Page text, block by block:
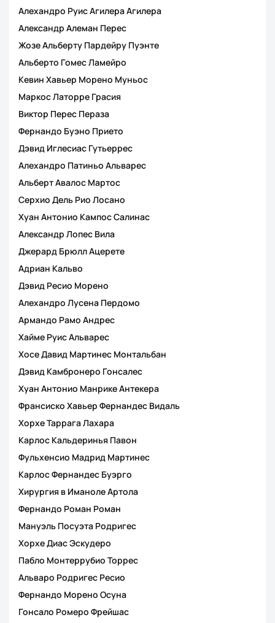
Алехандро Руис Агилера Агилера
Александр Алеман Перес
Жозе Альберту Пардейру Пуэнте
Альберто Гомес Ламейро
Кевин Хавьер Морено Муньос
Маркос Латорре Грасия
Виктор Перес Пераза
Фернандо Буэно Прието
Дэвид Иглесиас Гутьеррес
Алехандро Патиньо Альварес
Альберт Авалос Мартос
Серхио Дель Рио Лосано
Хуан Антонио Кампос Салинас
Александр Лопес Вила
Джерард Брюлл Ацерете
Адриан Кальво
Дэвид Ресио Морено
Алехандро Лусена Пердомо
Армандо Рамо Андрес
Хайме Руис Альварес
Хосе Давид Мартинес Монтальбан
Дэвид Камбронеро Гонсалес
Хуан Антонио Манрике Антекера
Франсиско Хавьер Фернандес Видаль
Хорхе Таррага Лахара
Карлос Кальдеринья Павон
Фульхенсио Мадрид Мартинес
Карлос Фернандес Буэрго
Хирургия в Иманоле Артола
Фернандо Роман Роман
Мануэль Посуэта Родригес
Хорхе Диас Эскудеро
Пабло Монтеррубио Торрес
Альваро Родригес Ресио
Фернандо Морено Осуна
Гонсало Ромеро Фрейшас